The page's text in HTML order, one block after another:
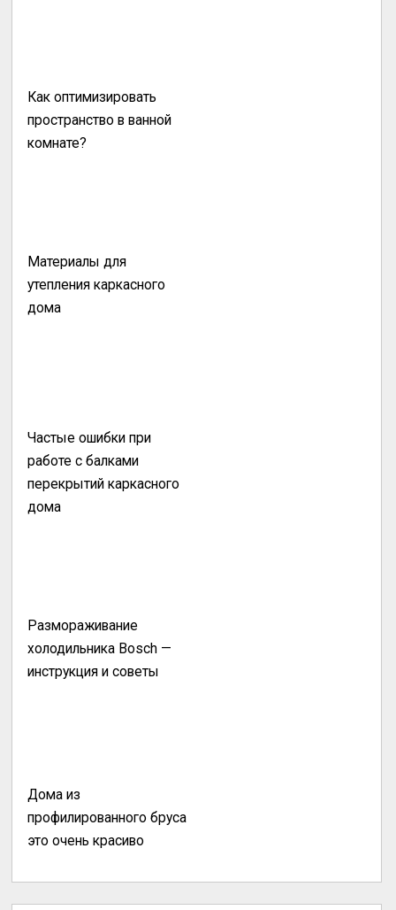
Как оптимизировать
пространство в ванной
комнате?
Материалы для
утепления каркасного
дома
Частые ошибки при
работе с балками
перекрытий каркасного
дома
Размораживание
холодильника Bosch —
инструкция и советы
Дома из
профилированного бруса
это очень красиво